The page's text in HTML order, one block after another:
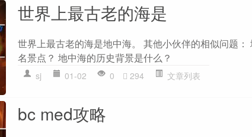
世界上最古老的海是
世界上最古老的海是地中海。 其他小伙伴的相似问题
名景点？ 地中海的历史背景是什么？
sj 01-02 0 294 文章列表
bc med攻略